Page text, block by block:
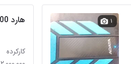
۱ هارد 500 گیگ اینترنال سیگیت
کارکرده